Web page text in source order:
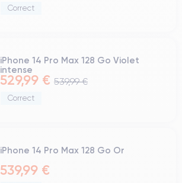
Correct
iPhone 14 Pro Max 128 Go Violet
intense
529,99 € 539,99 €
Correct
iPhone 14 Pro Max 128 Go Or
539,99 €